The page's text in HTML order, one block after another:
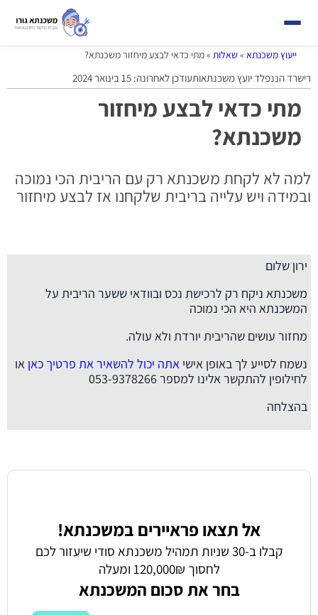
ייעוץ משכנתא » שאלות »מתי כדאי לבצע מיחזור משכנתא?
רישרד הננפלד יועץ משכנתאותעודכן לאחרונה: 15 בינואר 2024
מתי כדאי לבצע מיחזור
משכנתא?
למה לא לקחת משכנתא רק עם הריבית הכי נמוכה
ובמידה ויש עלייה בריבית שלקחנו אז לבצע מיחזור
ירון שלום
משכנתא ניקח רק לרכישת נכס ובוודאי ששער הריבית על
המשכנתא היא הכי נמוכה
מחזור עושים שהריבית יורדת ולא עולה.
נשמח לסייע לך באופן אישי אתה יכול להשאיר את פרטיך כאן או
לחילופין להתקשר אלינו למספר 053-9378266
בהצלחה
אל תצאו פראיירים במשכנתא!
קבלו ב-30 שניות תמהיל משכנתא סודי שיעזור לכם
לחסוך 120,000₪ ומעלה
בחר את סכום המשכנתא